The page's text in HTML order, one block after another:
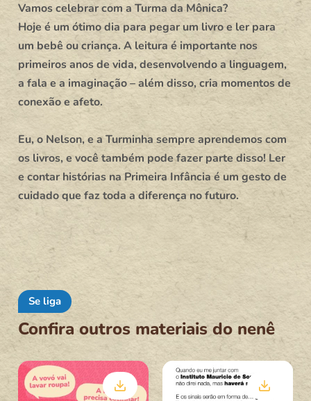
Vamos celebrar com a Turma da Mônica?
Hoje é um ótimo dia para pegar um livro e ler para
um bebê ou criança. A leitura é importante nos
primeiros anos de vida, desenvolvendo a linguagem,
a fala e a imaginação – além disso, cria momentos de
conexão e afeto.
Eu, o Nelson, e a Turminha sempre aprendemos com
os livros, e você também pode fazer parte disso! Ler
e contar histórias na Primeira Infância é um gesto de
cuidado que faz toda a diferença no futuro.
Se liga
Confira outros materiais do nenê